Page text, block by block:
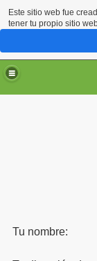
Tu nombre:
Este sitio web fue
tener tu propio sitio